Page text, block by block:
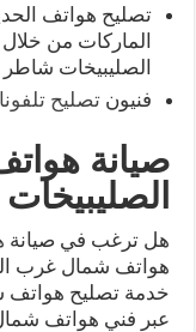
تصليح هواتف
الماركات من
الصليبيخات شاطر
فنيونتصليح
صيانة
الصليبيخات
هل ترغب في صيانة
هواتف شمال غرب
خدمة تصليح هواتف
عبر فني هواتف